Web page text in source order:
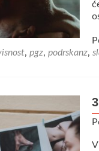
, pgz, podrskanz,